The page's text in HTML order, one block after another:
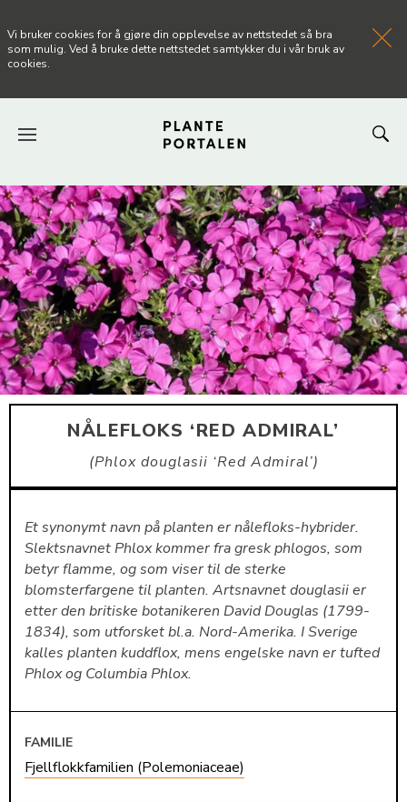
FORSIDEN
NYHETER
ARTIKLER
OM PLANTEPORTALEN
KONTAKT
Vi bruker cookies for å gjøre din opplevelse av nettstedet så bra
som mulig. Ved å bruke dette nettstedet samtykker du i vår bruk av
cookies.
NÅLEFLOKS ‘RED ADMIRAL’
Phlox douglasii ‘Red Admiral’
Et synonymt navn på planten er nålefloks-hybrider.
Slektsnavnet Phlox kommer fra gresk phlogos, som
betyr flamme, og som viser til de sterke
blomsterfargene til planten. Artsnavnet douglasii er
etter den britiske botanikeren David Douglas (1799-
1834), som utforsket bl.a. Nord-Amerika. I Sverige
kalles planten kuddflox, mens engelske navn er tufted
Phlox og Columbia Phlox.
FAMILIE
Fjellflokkfamilien (Polemoniaceae)